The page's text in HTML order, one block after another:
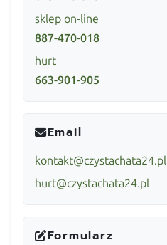
sklep on-line
887-470-018
hurt
663-901-905
Email
kontakt@czystachata24.pl
hurt@czystachata24.pl
Formularz